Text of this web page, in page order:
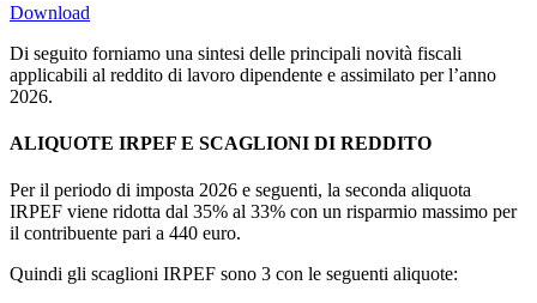
Download
Di seguito forniamo una sintesi delle principali novità fiscali
applicabili al reddito di lavoro dipendente e assimilato per l’anno
2026.
ALIQUOTE IRPEF E SCAGLIONI DI REDDITO
Per il periodo di imposta 2026 e seguenti, la seconda aliquota
IRPEF viene ridotta dal 35% al 33% con un risparmio massimo per
il contribuente pari a 440 euro.
Quindi gli scaglioni IRPEF sono 3 con le seguenti aliquote: